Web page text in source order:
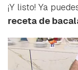
¡Y listo! Ya
receta de